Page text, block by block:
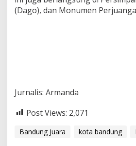
(Dago), dan Monumen
Jurnalis: Armanda
Post Views: 2,071
Bandung Juara kota bandung